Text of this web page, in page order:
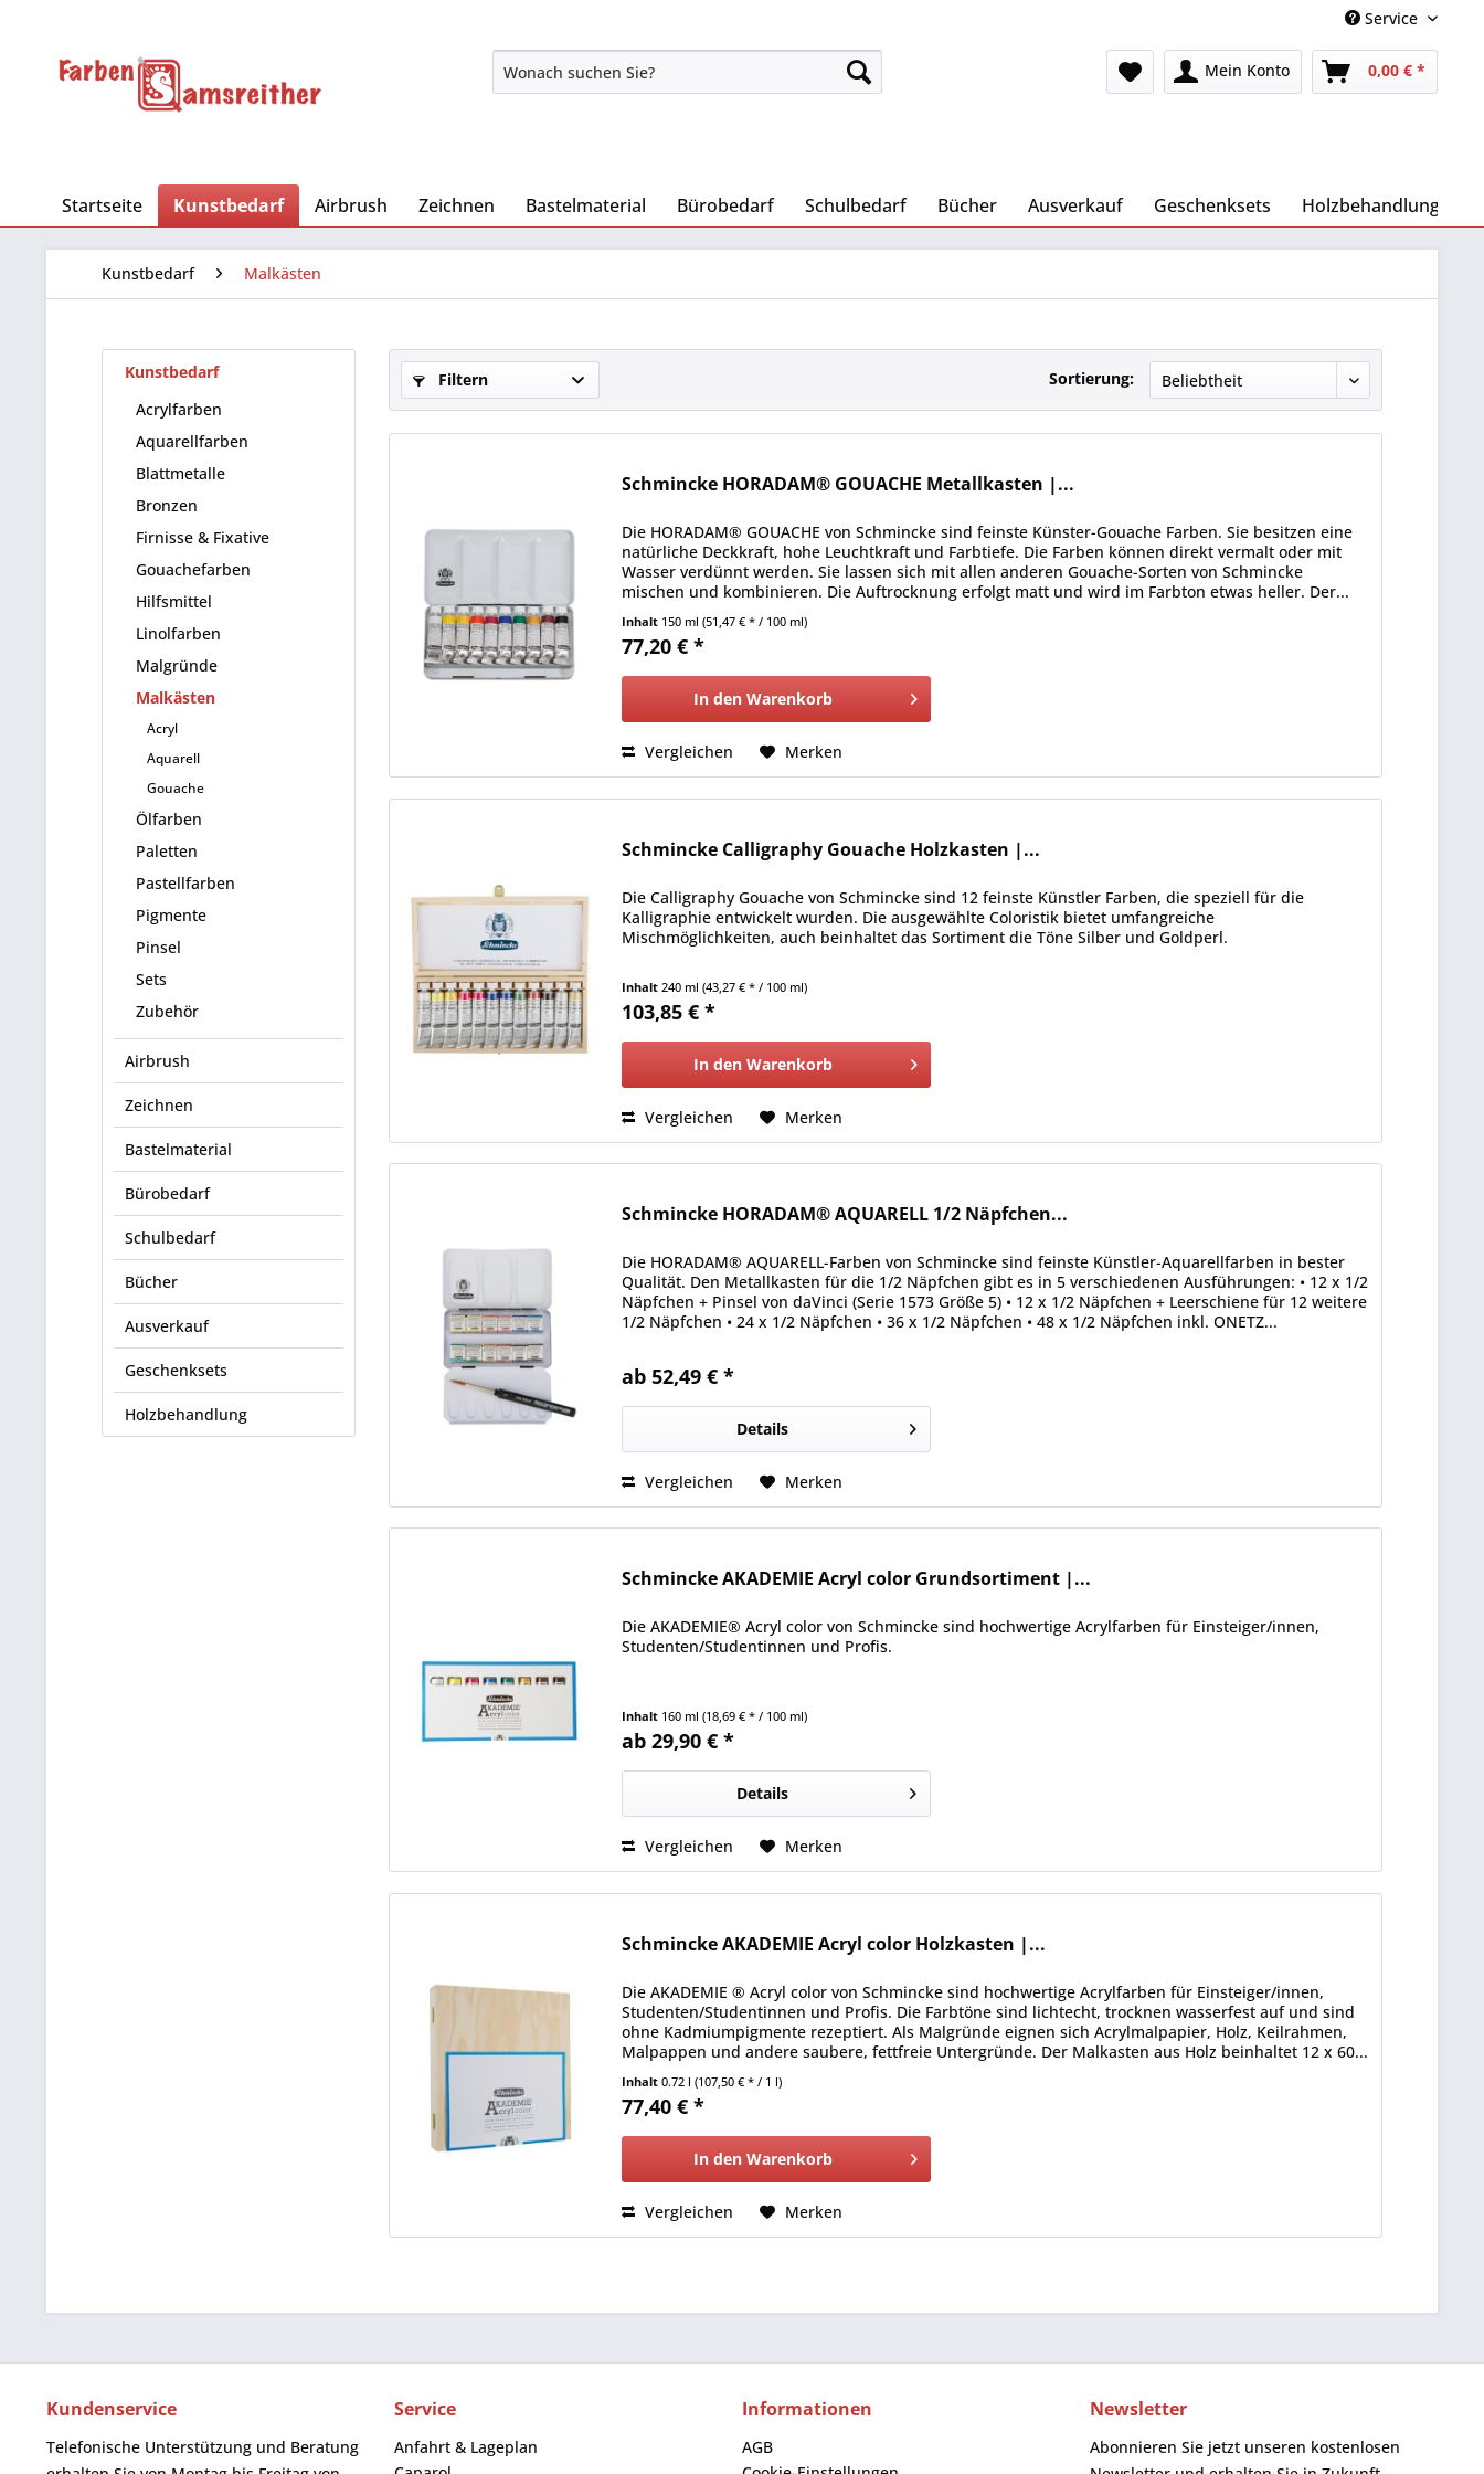
Service
Mein Konto 0,00 € *
Startseite Kunstbedarf Airbrush Zeichnen Bastelmaterial Bürobedarf Schulbedarf Bücher Ausverkauf Geschenksets Holzbehandlung
Kunstbedarf Malkästen
Kunstbedarf
Acrylfarben
Aquarellfarben
Blattmetalle
Bronzen
Firnisse & Fixative
Gouachefarben
Hilfsmittel
Linolfarben
Malgründe
Malkästen
Acryl
Aquarell
Gouache
Ölfarben
Paletten
Pastellfarben
Pigmente
Pinsel
Sets
Zubehör
Airbrush
Zeichnen
Bastelmaterial
Bürobedarf
Schulbedarf
Bücher
Ausverkauf
Geschenksets
Holzbehandlung
Filtern Sortierung:
Schmincke HORADAM® GOUACHE Metallkasten |...
Die HORADAM® GOUACHE von Schmincke sind feinste Künster-Gouache Farben. Sie besitzen eine
natürliche Deckkraft, hohe Leuchtkraft und Farbtiefe. Die Farben können direkt vermalt oder mit
Wasser verdünnt werden. Sie lassen sich mit allen anderen Gouache-Sorten von Schmincke
mischen und kombinieren. Die Auftrocknung erfolgt matt und wird im Farbton etwas heller. Der...
Inhalt 150 ml(51,47 € * / 100 ml)
77,20 € *
In den Warenkorb
Vergleichen Merken
Schmincke Calligraphy Gouache Holzkasten |...
Die Calligraphy Gouache von Schmincke sind 12 feinste Künstler Farben, die speziell für die
Kalligraphie entwickelt wurden. Die ausgewählte Coloristik bietet umfangreiche
Mischmöglichkeiten, auch beinhaltet das Sortiment die Töne Silber und Goldperl.
Inhalt 240 ml(43,27 € * / 100 ml)
103,85 € *
In den Warenkorb
Vergleichen Merken
Schmincke HORADAM® AQUARELL 1/2 Näpfchen...
Die HORADAM® AQUARELL-Farben von Schmincke sind feinste Künstler-Aquarellfarben in bester
Qualität. Den Metallkasten für die 1/2 Näpfchen gibt es in 5 verschiedenen Ausführungen: • 12 x 1/2
Näpfchen + Pinsel von daVinci (Serie 1573 Größe 5) • 12 x 1/2 Näpfchen + Leerschiene für 12 weitere
1/2 Näpfchen • 24 x 1/2 Näpfchen • 36 x 1/2 Näpfchen • 48 x 1/2 Näpfchen inkl. ONETZ...
ab 52,49 € *
Details
Vergleichen Merken
Schmincke AKADEMIE Acryl color Grundsortiment |...
Die AKADEMIE® Acryl color von Schmincke sind hochwertige Acrylfarben für Einsteiger/innen,
Studenten/Studentinnen und Profis.
Inhalt 160 ml(18,69 € * / 100 ml)
ab 29,90 € *
Details
Vergleichen Merken
Schmincke AKADEMIE Acryl color Holzkasten |...
Die AKADEMIE ® Acryl color von Schmincke sind hochwertige Acrylfarben für Einsteiger/innen,
Studenten/Studentinnen und Profis. Die Farbtöne sind lichtecht, trocknen wasserfest auf und sind
ohne Kadmiumpigmente rezeptiert. Als Malgründe eignen sich Acrylmalpapier, Holz, Keilrahmen,
Malpappen und andere saubere, fettfreie Untergründe. Der Malkasten aus Holz beinhaltet 12 x 60...
Inhalt0.72 l(107,50 € * / 1 l)
77,40 € *
In den Warenkorb
Vergleichen Merken
Kundenservice
Telefonische Unterstützung und Beratung
Service
Anfahrt & Lageplan
Informationen
AGB
Newsletter
Abonnieren Sie jetzt unseren kostenlosen